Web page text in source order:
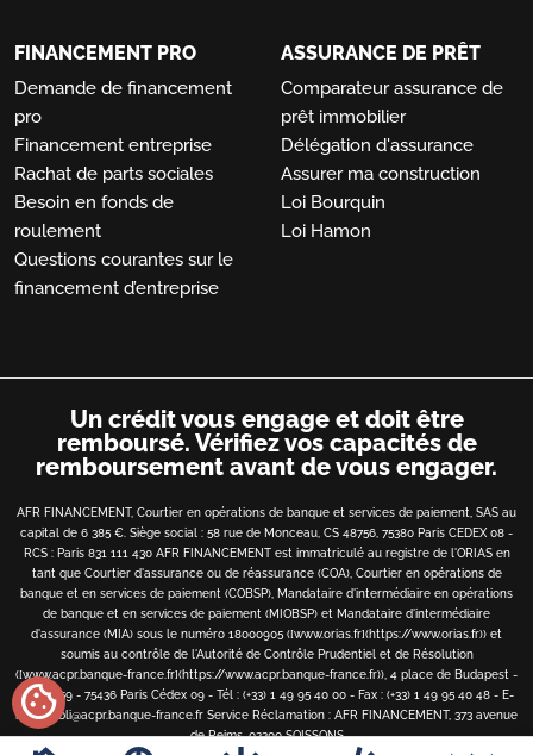
FINANCEMENT PRO
Demande de financement
pro
Financement entreprise
Rachat de parts sociales
Besoin en fonds de
roulement
Questions courantes sur le
financement d’entreprise
ASSURANCE DE PRÊT
Comparateur assurance de
prêt immobilier
Délégation d'assurance
Assurer ma construction
Loi Bourquin
Loi Hamon
Un crédit vous engage et doit être
remboursé. Vérifiez vos capacités de
remboursement avant de vous engager.
AFR FINANCEMENT, Courtier en opérations de banque et services de paiement, SAS au
capital de 6 385 €. Siège social : 58 rue de Monceau, CS 48756, 75380 Paris CEDEX 08 -
RCS : Paris 831 111 430 AFR FINANCEMENT est immatriculé au registre de l'ORIAS en
tant que Courtier d'assurance ou de réassurance (COA), Courtier en opérations de
banque et en services de paiement (COBSP), Mandataire d'intermédiaire en opérations
de banque et en services de paiement (MIOBSP) et Mandataire d'intermédiaire
d'assurance (MIA) sous le numéro 18000905 ([www.orias.fr](https://www.orias.fr)) et
soumis au contrôle de l'Autorité de Contrôle Prudentiel et de Résolution
([www.acpr.banque-france.fr](https://www.acpr.banque-france.fr)), 4 place de Budapest -
CS 92459 - 75436 Paris Cédex 09 - Tél : (+33) 1 49 95 40 00 - Fax : (+33) 1 49 95 40 48 - E-
mail : bibli@acpr.banque-france.fr Service Réclamation : AFR FINANCEMENT, 373 avenue
de Reims, 02200 SOISSONS
cookie